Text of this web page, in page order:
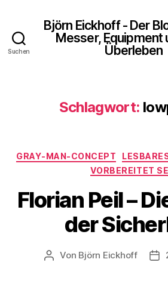
Suchen
Björn Eickhoff - Der
Messer, Equipment
Überleben
Schlagwort:
GRAY-MAN-CONCEPT
VORBEREITET
Florian Peil –
der
Beitragsautor
Von Björn Eickhoff